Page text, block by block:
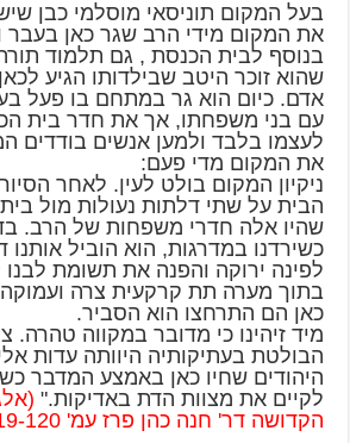
בעל המקום תוניסאי מוסלמי כבן
את המקום מידי הרב שגר כאן בעבר
בנוסף לבית הכנסת , גם תלמוד
שהוא זוכר היטב שבילדותו הגיע
אדם. כיום הוא גר במתחם בו פעל
עם בני משפחתו, אך את חדר בית
לעצמו בלבד ולמען אנשים בודדים
את המקום מדי פעם:
ניקיון המקום בולט לעין. לאחר
הבית על שתי דלתות נעולות מול בית
שהיו אלה חדרי משפחות של הרב.
כשירדנו במדרגות, הוא הוביל
לפינה ירוקה והפנה את תשומת
בתוך מערה תת קרקעית צרה
כאן הם התרחצו הוא הסביר.
מיד זיהינו כי מדובר במקווה טהרה.
הבולטת בעתיקותיה היוותה עדות
היהודים שחיו כאן באמצע המדבר
לקיים את מצוות הדת באדיקות."
הקדושה דר' חנה כהן פרז עמ' 119-120)